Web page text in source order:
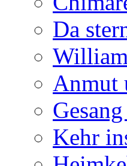
Da
Anmut
Kehr